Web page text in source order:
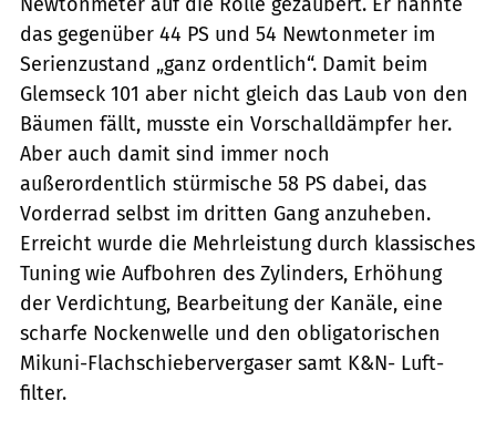
das gegenüber 44 PS und 54 Newton­meter im
Serienzustand „ganz ­ordentlich“. ­Damit beim
Glemseck 101 aber nicht gleich das Laub von den
Bäumen fällt, musste ein Vorschalldämpfer her.
Aber auch damit sind immer noch
außerordentlich ­stürmische 58 PS dabei, das
Vorderrad selbst im dritten Gang anzuheben.
Erreicht ­wurde die Mehrleistung durch klassisches
­Tuning wie ­Aufbohren des Zylinders, Erhöhung
der Ver­dichtung, Bearbeitung der Kanäle, eine
scharfe Nockenwelle und den obligatorischen
Mikuni-Flachschiebervergaser samt K&N-­­ Luft­
filter.